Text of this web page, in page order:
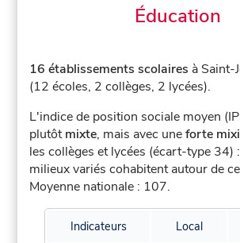
Éducation
16 établissements scolaires à Saint-
(12 écoles, 2 collèges, 2 lycées).
L'indice de position sociale moyen
plutôtmixte, mais avec uneforte
les collèges et lycées (écart-type 34)
milieux variés cohabitent autour de
Moyenne nationale : 107.
Indicateurs Local